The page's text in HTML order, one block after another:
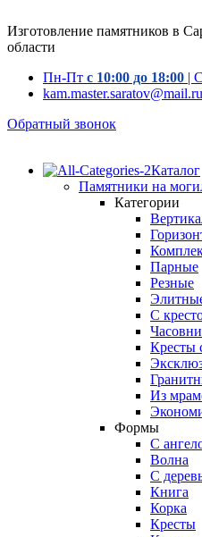
Изготовление памятников в
области
Пн-Пт с 10:00 до 18:00 |
kam.master.saratov@mail.ru
Обратный звонок
Каталог
Памятники на
Категории
Парные
Резные
С
Кресты
Из
Формы
С
Волна
С
Книга
Корка
Кресты